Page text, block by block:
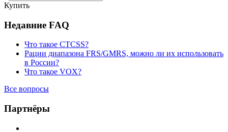
Купить
Недавние FAQ
Что такое CTCSS?
Рации диапазона FRS/GMRS, можно ли их использовать
в России?
Что такое VOX?
Все вопросы
Партнёры